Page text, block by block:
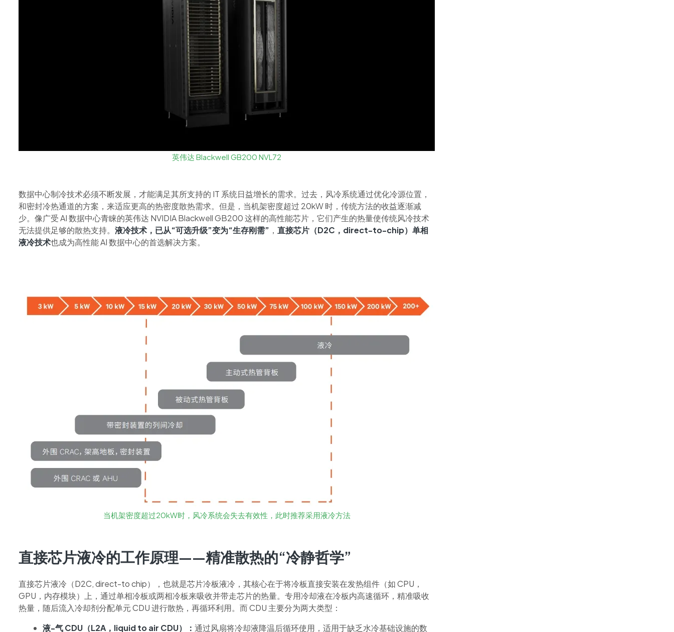
英伟达 Blackwell GB200 NVL72
数据中心制冷技术必须不断发展，才能满足其所支持的 IT 系统日益增长的需求。过去，风冷系统通过优化冷源位置，
和密封冷热通道的方案，来适应更高的热密度散热需求。但是，当机架密度超过 20kW 时，传统方法的收益逐渐减
少。像广受 AI 数据中心青睐的英伟达 NVIDIA Blackwell GB200 这样的高性能芯片，它们产生的热量使传统风冷技术
无法提供足够的散热支持。 液冷技术，已从“可选升级”变为“生存刚需” ， 直接芯片（D2C，direct-to-chip）单相
液冷技术也成为高性能 AI 数据中心的首选解决方案。
当机架密度超过20kW时，风冷系统会失去有效性，此时推荐采用液冷方法
直接芯片液冷的工作原理——精准散热的“冷静哲学”
直接芯片液冷（D2C, direct-to chip），也就是芯片冷板液冷，其核心在于将冷板直接安装在发热组件（如 CPU，
GPU，内存模块）上，通过单相冷板或两相冷板来吸收并带走芯片的热量。专用冷却液在冷板内高速循环，精准吸收
热量，随后流入冷却剂分配单元 CDU 进行散热，再循环利用。而 CDU 主要分为两大类型：
液-气 CDU（L2A，liquid to air CDU）： 通过风扇将冷却液降温后循环使用，适用于缺乏水冷基础设施的数